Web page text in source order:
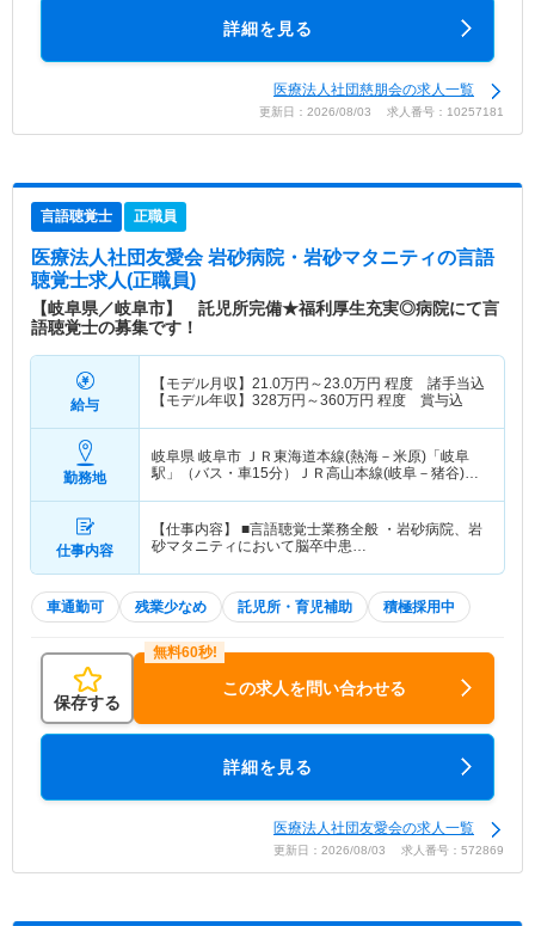
詳細を見る
医療法人社団慈朋会の求人一覧
更新日：2026/08/03 求人番号：10257181
言語聴覚士 正職員
医療法人社団友愛会 岩砂病院・岩砂マタニティの言語
聴覚士求人(正職員)
【岐阜県／岐阜市】 託児所完備★福利厚生充実◎病院にて言
語聴覚士の募集です！
給与
【モデル月収】 21.0万円～23.0万円 程度 諸手当込
【モデル年収】 328万円～360万円 程度 賞与込
勤務地
岐阜県 岐阜市 ＪＲ東海道本線(熱海－米原)「岐阜
駅」（バス・車15分）ＪＲ高山本線(岐阜－猪谷)
仕事内容
【仕事内容】 ■言語聴覚士業務全般 ・岩砂病院、岩
砂マタニティにおいて脳卒中患…
車通勤可 残業少なめ 託児所・育児補助 積極採用中
保存する
この求人を問い合わせる
詳細を見る
医療法人社団友愛会の求人一覧
更新日：2026/08/03 求人番号：572869